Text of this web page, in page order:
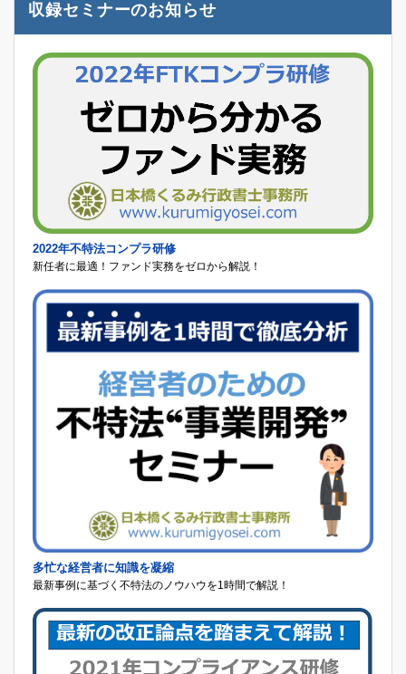
収録セミナーのお知らせ
2022年不特法コンプラ研修
新任者に最適！ファンド実務をゼロから解説！
多忙な経営者に知識を凝縮
最新事例に基づく不特法のノウハウを1時間で解説！